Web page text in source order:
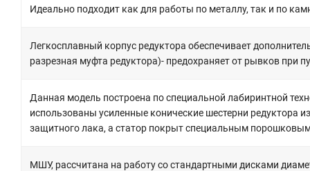
Идеально подходит как для работы по металлу, так и по
Легкосплавный корпус редуктора обеспечивает
разрезная муфта редуктора)- предохраняет от рывков при
Данная модель построена по специальной лабиринтной
использованы усиленные конические шестерни редуктора
защитного лака, а статор покрыт специальным
МШУ, рассчитана на работу со стандартными дисками